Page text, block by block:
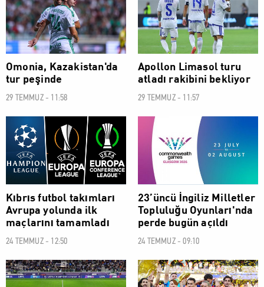
Omonia, Kazakistan'da
tur peşinde
29 TEMMUZ - 11:58
Apollon Limasol turu
atladı rakibini bekliyor
29 TEMMUZ - 11:57
SPOR
Kıbrıs futbol takımları
Avrupa yolunda ilk
maçlarını tamamladı
24 TEMMUZ - 12:50
23’üncü İngiliz Milletler
Topluluğu Oyunları'nda
perde bugün açıldı
24 TEMMUZ - 09:10
SPOR SPOR